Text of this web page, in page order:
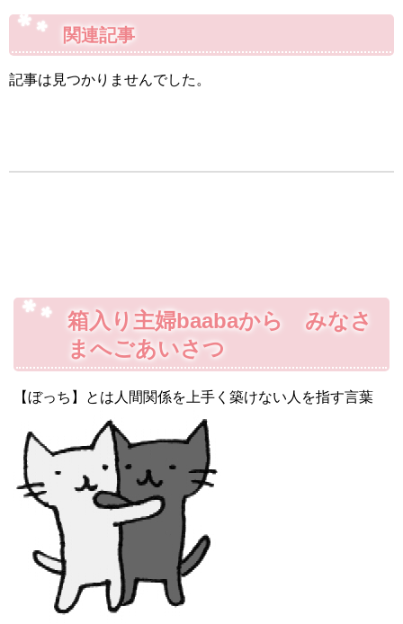
関連記事
記事は見つかりませんでした。
箱入り主婦baabaから みなさ
まへごあいさつ
【ぼっち】とは人間関係を上手く築けない人を指す言葉